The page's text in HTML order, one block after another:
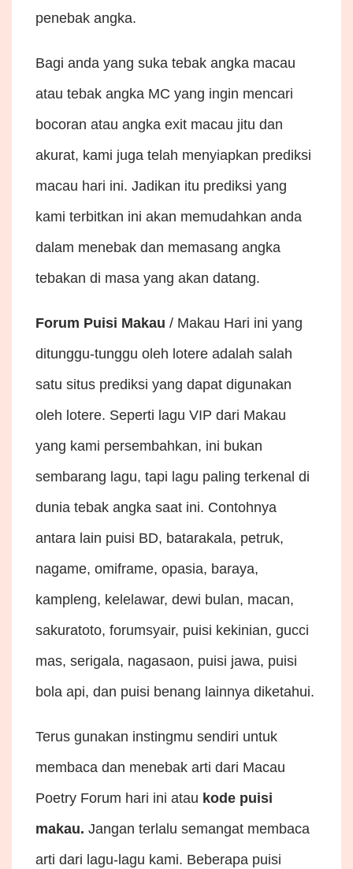
penebak angka.
Bagi anda yang suka tebak angka macau
atau tebak angka MC yang ingin mencari
bocoran atau angka exit macau jitu dan
akurat, kami juga telah menyiapkan prediksi
macau hari ini. Jadikan itu prediksi yang
kami terbitkan ini akan memudahkan anda
dalam menebak dan memasang angka
tebakan di masa yang akan datang.
Forum Puisi Makau / Makau Hari ini yang
ditunggu-tunggu oleh lotere adalah salah
satu situs prediksi yang dapat digunakan
oleh lotere. Seperti lagu VIP dari Makau
yang kami persembahkan, ini bukan
sembarang lagu, tapi lagu paling terkenal di
dunia tebak angka saat ini. Contohnya
antara lain puisi BD, batarakala, petruk,
nagame, omiframe, opasia, baraya,
kampleng, kelelawar, dewi bulan, macan,
sakuratoto, forumsyair, puisi kekinian, gucci
mas, serigala, nagasaon, puisi jawa, puisi
bola api, dan puisi benang lainnya diketahui.
Terus gunakan instingmu sendiri untuk
membaca dan menebak arti dari Macau
Poetry Forum hari ini atau kode puisi
makau. Jangan terlalu semangat membaca
arti dari lagu-lagu kami. Beberapa puisi